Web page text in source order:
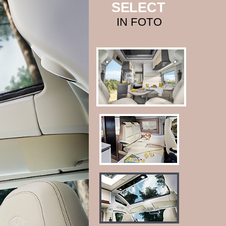
SELECT
IN FOTO